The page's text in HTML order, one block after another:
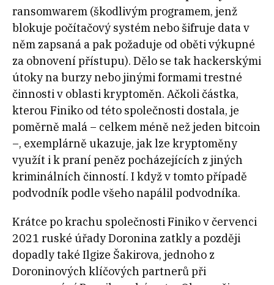
ransomwarem (škodlivým programem, jenž
blokuje počítačový systém nebo šifruje data v
něm zapsaná a pak požaduje od oběti výkupné
za obnovení přístupu). Dělo se tak hackerskými
útoky na burzy nebo jinými formami trestné
činnosti v oblasti kryptoměn. Ačkoli částka,
kterou Finiko od této společnosti dostala, je
poměrně malá – celkem méně než jeden bitcoin
–, exemplárně ukazuje, jak lze kryptoměny
využít i k praní peněz pocházejících z jiných
kriminálních činností. I když v tomto případě
podvodník podle všeho napálil podvodníka.
Krátce po krachu společnosti Finiko v červenci
2021 ruské úřady Doronina zatkly a později
dopadly také Ilgize Šakirova, jednoho z
Doroninových klíčových partnerů při